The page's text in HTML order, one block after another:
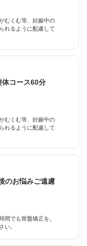
むくむ等、妊娠中の
れるように配慮して
コース60分
むくむ等、妊娠中の
れるように配慮して
お悩みご遠慮
間でも骨盤矯正を。
い。